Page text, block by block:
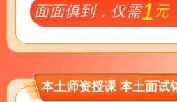
面面俱到，仅需1 元
本土师资授课 本土面试